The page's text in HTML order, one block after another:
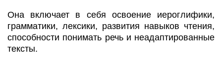
Она включает в себя освоение иероглифики,
грамматики, лексики, развития навыков чтения,
способности понимать речь и неадаптированные
тексты.